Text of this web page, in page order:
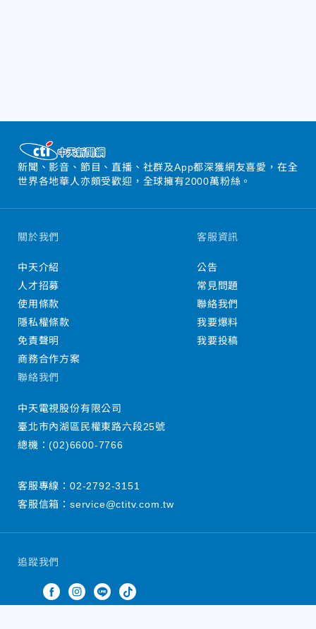
新聞、影音、節目、直播、社群及App都深獲網友喜愛，在全
世界各地華人亦頗受歡迎，全球擁有2000萬粉絲。
追蹤我們
關於我們
中天介紹
人才招募
使用條款
隱私權條款
免責聲明
商務合作方案
客服資訊
公告
常見問題
聯絡我們
我要爆料
我要投稿
聯絡我們
中天電視股份有限公司
臺北市內湖區民權東路六段25號
總機：(02)6600-7766
客服專線： 02-2792-3151
客服信箱： service@ctitv.com.tw